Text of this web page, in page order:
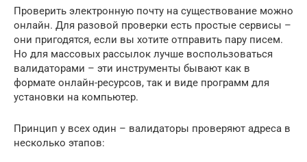
Проверить электронную почту на существование можно
онлайн. Для разовой проверки есть простые сервисы –
они пригодятся, если вы хотите отправить пару писем.
Но для массовых рассылок лучше воспользоваться
валидаторами – эти инструменты бывают как в
формате онлайн-ресурсов, так и виде программ для
установки на компьютер.
Принцип у всех один – валидаторы проверяют адреса в
несколько этапов: